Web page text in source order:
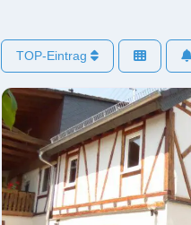
TOP-Eintrag